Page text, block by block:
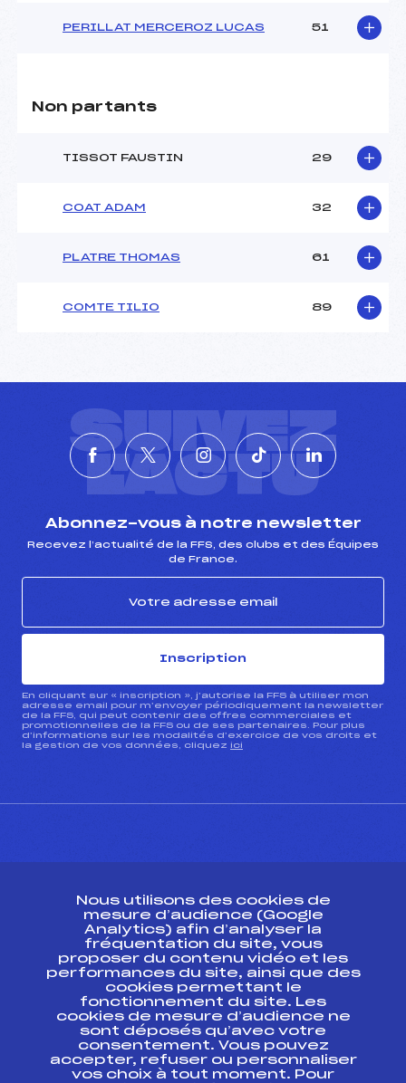
PERILLAT MERCEROZ LUCAS 51
Non partants
TISSOT FAUSTIN 29
COAT ADAM 32
PLATRE THOMAS 61
COMTE TILIO 89
SUIVEZ
L'ACTU
Abonnez-vous à notre newsletter
Recevez l’actualité de la FFS, des clubs et des Équipes
de France.
Inscription
En cliquant sur « inscription », j’autorise la FFS à utiliser mon
adresse email pour m’envoyer périodiquement la newsletter
de la FFS, qui peut contenir des offres commerciales et
promotionnelles de la FFS ou de ses partenaires. Pour plus
d’informations sur les modalités d’exercice de vos droits et
la gestion de vos données, cliquez ici
Ressources
Pass’Neige
Projet sportif fédéral
Projet de performance fédéral
Antidopage
Pôle Développement, Formation, Suivi
Scientifique
Nous utilisons des cookies de
mesure d’audience (Google
Analytics) afin d’analyser la
fréquentation du site, vous
proposer du contenu vidéo et les
performances du site, ainsi que des
cookies permettant le
fonctionnement du site. Les
cookies de mesure d’audience ne
sont déposés qu’avec votre
consentement. Vous pouvez
accepter, refuser ou personnaliser
vos choix à tout moment. Pour